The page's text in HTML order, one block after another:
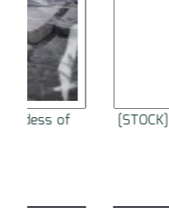
[STOCK] Noodle
Ver1.1a